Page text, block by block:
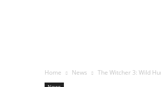
Home News The Witcher 3: Wild